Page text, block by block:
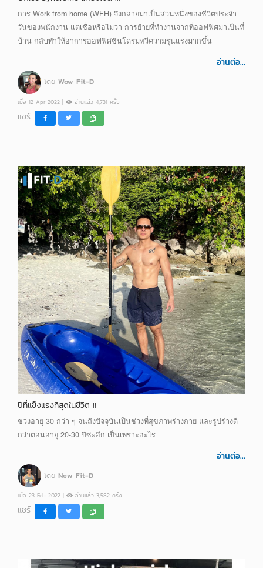
การ Work from home (WFH) จึงกลายมาเป็นส่วนหนึ่งของชีวิตประจำ
วันของพนักงาน แต่เชื่อหรือไม่ว่า การย้ายที่ทำงานจากที่ออฟฟิศมาเป็นที่
บ้าน กลับทำให้อาการออฟฟิศซินโดรมทวีความรุนแรงมากขึ้น
อ่านต่อ...
โดย Wow Fit-D
เมื่อ 12 Apr 2022 | อ่านแล้ว 4,731 ครั้ง
แชร์
ปีที่แข็งแรงที่สุดในชีวิต !!
ช่วงอายุ 30 กว่า ๆ จนถึงปัจจุบันเป็นช่วงที่สุขภาพร่างกาย และรูปร่างดี
กว่าตอนอายุ 20-30 ปีซะอีก เป็นเพราะอะไร
อ่านต่อ...
โดย New Fit-D
เมื่อ 23 Feb 2022 | อ่านแล้ว 3,582 ครั้ง
แชร์